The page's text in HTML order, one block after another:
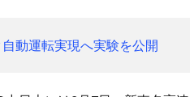
動運転実現へ実験を公開